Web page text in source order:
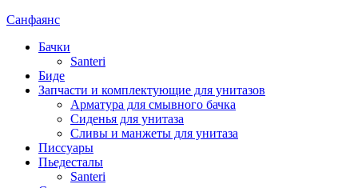
Санфаянс
Бачки
Santeri
Биде
Запчасти и комплектующие для унитазов
Арматура для смывного бачка
Сиденья для унитаза
Сливы и манжеты для унитаза
Писсуары
Пьедесталы
Santeri